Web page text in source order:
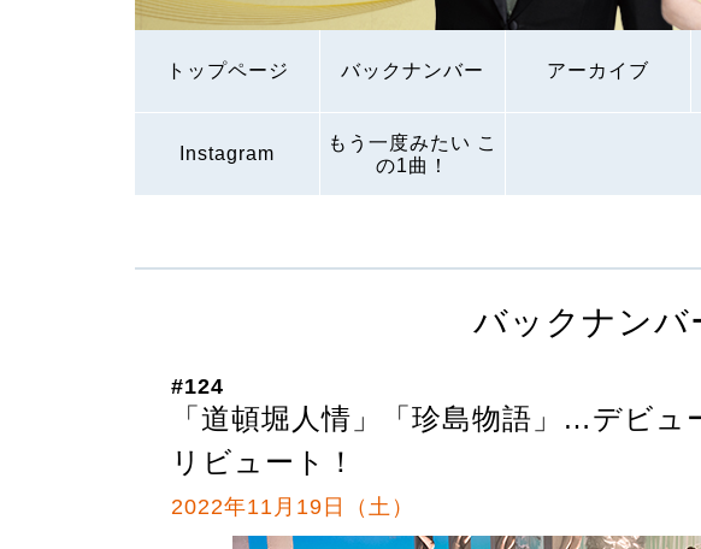
トップページ バックナンバー アーカイブ
Instagram
もう一度みたい こ
の1曲！
バックナンバ
#124
「道頓堀人情」「珍島物語」…デビュ
リビュート！
2022年11月19日（土）